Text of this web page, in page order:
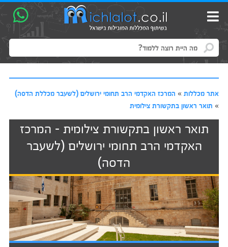
אתר מכללות» המרכז האקדמי הרב תחומי ירושלים (לשעבר מכללת הדסה)
» תואר ראשון בתקשורת צילומית
תואר ראשון בתקשורת צילומית - המרכז
האקדמי הרב תחומי ירושלים (לשעבר
הדסה)